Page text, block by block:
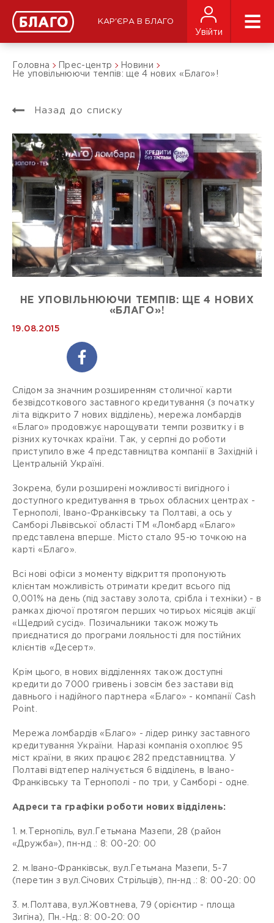
КАР'ЄРА В БЛАГО
Увійти
Головна Прес-центр
Новини
Не уповільнюючи темпів: ще 4 нових «Благо»!
Назад до списку
НЕ УПОВІЛЬНЮЮЧИ ТЕМПІВ: ЩЕ 4 НОВИХ
«БЛАГО»!
19.08.2015
Слідом за значним розширенням столичної карти
безвідсоткового заставного кредитування (з початку
літа відкрито 7 нових відділень), мережа ломбардів
«Благо» продовжує нарощувати темпи розвитку і в
різних куточках країни. Так, у серпні до роботи
приступило вже 4 представництва компанії в Західній і
Центральній Україні.
Зокрема, були розширені можливості вигідного і
доступного кредитування в трьох обласних центрах -
Тернополі, Івано-Франківську та Полтаві, а ось у
Самборі Львівської області ТМ «Ломбард «Благо»
представлена ​​вперше. Місто стало 95-ю точкою на
карті «Благо».
Всі нові офіси з моменту відкриття пропонують
клієнтам можливість отримати кредит всього під
0,001% на день (під заставу золота, срібла і техніки) - в
рамках діючої протягом перших чотирьох місяців акції
«Щедрий сусід». Позичальники також можуть
приєднатися до програми лояльності для постійних
клієнтів «Десерт».
Крім цього, в нових відділеннях також доступні
кредити до 7000 гривень і зовсім без застави від
давнього і надійного партнера «Благо» - компанії Cash
Point.
Мережа ломбардів «Благо» - лідер ринку заставного
кредитування України. Наразі компанія охоплює 95
міст країни, в яких працює 282 представництва. У
Полтаві відтепер налічується 6 відділень, в Івано-
Франківську та Тернополі - по три, у Самборі - одне.
Адреси та графіки роботи нових відділень:
1. м.Тернопіль, вул.Гетьмана Мазепи, 28 (район
«Дружба»), пн-нд .: 8: 00-20: 00
2. м.Івано-Франківськ, вул.Гетьмана Мазепи, 5-7
(перетин з вул.Січових Стрільців), пн-нд .: 8: 00-20: 00
3. м.Полтава, вул.Жовтнева, 79 (орієнтир - площа
Зигіна), Пн.-Нд.: 8: 00-20: 00